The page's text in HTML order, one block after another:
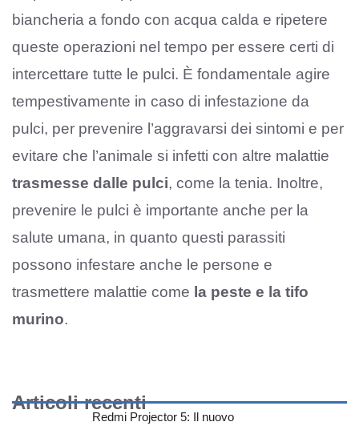
biancheria a fondo con acqua calda e ripetere
queste operazioni nel tempo per essere certi di
intercettare tutte le pulci. È fondamentale agire
tempestivamente in caso di infestazione da
pulci, per prevenire l’aggravarsi dei sintomi e per
evitare che l’animale si infetti con altre malattie
trasmesse dalle pulci, come la tenia. Inoltre,
prevenire le pulci è importante anche per la
salute umana, in quanto questi parassiti
possono infestare anche le persone e
trasmettere malattie come la peste e la tifo
murino.
Articoli recenti
Redmi Projector 5: Il nuovo